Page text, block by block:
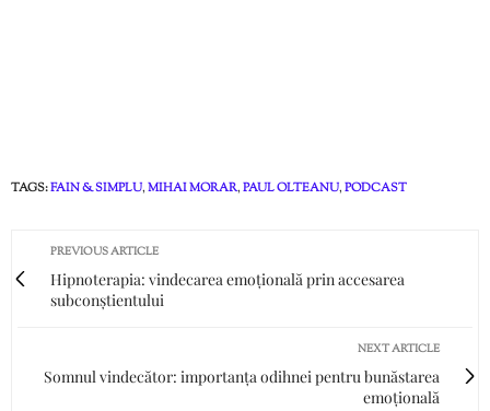
TAGS:FAIN & SIMPLU,MIHAI MORAR,PAUL OLTEANU,PODCAST
PREVIOUS ARTICLE
Hipnoterapia: vindecarea emoțională prin accesarea
subconștientului
NEXT ARTICLE
Somnul vindecător: importanța odihnei pentru bunăstarea
emoțională